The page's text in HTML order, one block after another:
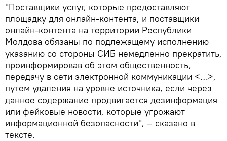
"Поставщики услуг, которые предоставляют
площадку для онлайн-контента, и поставщики
онлайн-контента на территории Республики
Молдова обязаны по подлежащему исполнению
указанию со стороны СИБ немедленно прекратить,
проинформировав об этом общественность,
передачу в сети электронной коммуникации <…>,
путем удаления на уровне источника, если через
данное содержание продвигается дезинформация
или фейковые новости, которые угрожают
информационной безопасности", – сказано в
тексте.